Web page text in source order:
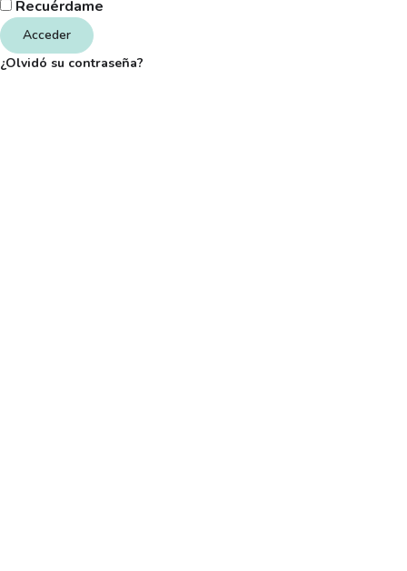
Recuérdame
Acceder
¿Olvidó su contraseña?